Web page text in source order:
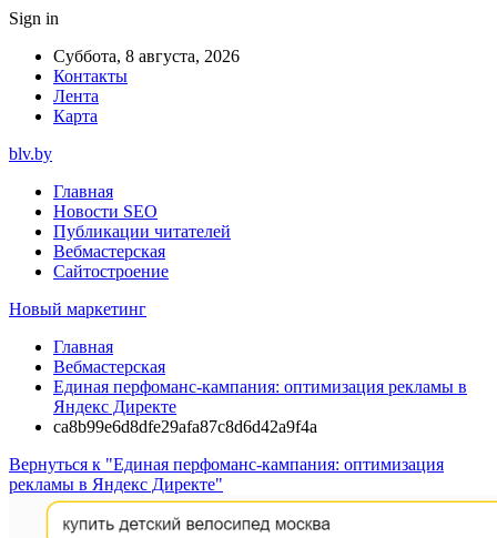
Sign in
Суббота, 8 августа, 2026
Контакты
Лента
Карта
blv.by
Главная
Новости SEO
Публикации читателей
Вебмастерская
Сайтостроение
Новый маркетинг
Главная
Вебмастерская
Единая перфоманс-кампания: оптимизация рекламы в
Яндекс Директе
ca8b99e6d8dfe29afa87c8d6d42a9f4a
Вернуться к "Единая перфоманс-кампания: оптимизация
рекламы в Яндекс Директе"